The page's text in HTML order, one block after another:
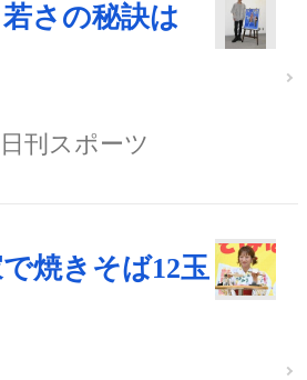
さの秘訣は
日刊スポーツ
焼きそば12玉